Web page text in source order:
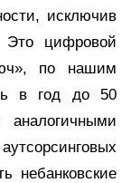
исключив
Это цифровой
по нашим
в год до 50
небанковские